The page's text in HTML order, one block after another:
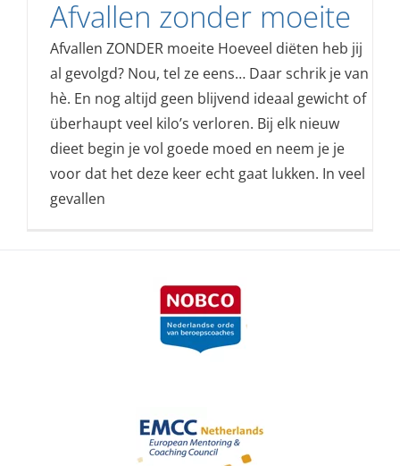
Afvallen zonder moeite
Afvallen ZONDER moeite Hoeveel diëten heb jij
al gevolgd? Nou, tel ze eens… Daar schrik je van
hè. En nog altijd geen blijvend ideaal gewicht of
überhaupt veel kilo’s verloren. Bij elk nieuw
dieet begin je vol goede moed en neem je je
voor dat het deze keer echt gaat lukken. In veel
gevallen